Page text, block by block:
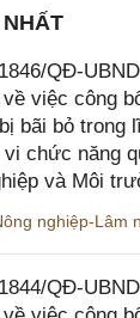
QĐ-
việc công
bãi bỏ trong
vi chức năng
và Môi
nghiệp-Lâm
QĐ-